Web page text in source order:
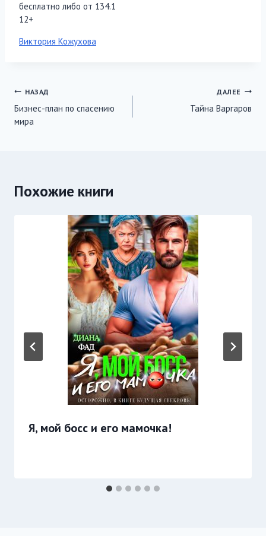
бесплатно либо от 134.1
12+
Метки
Виктория Кожухова
Навигация
по
записям
НАЗАД
Бизнес-план по спасению
мира
ДАЛЕЕ
Тайна Варгаров
Похожие книги
Я, мой босс и его мамочка!